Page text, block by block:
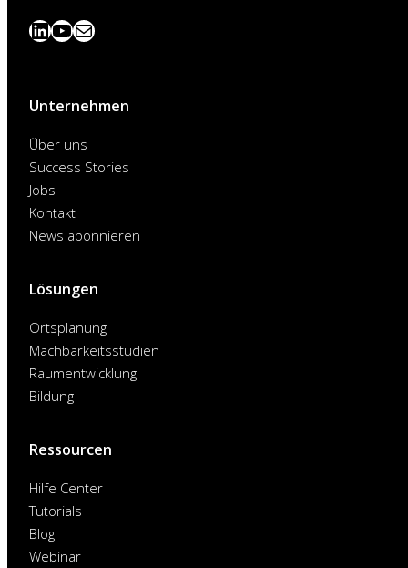
LinkedIn
YouTube
News
Unternehmen
Über uns
Success Stories
Jobs
Kontakt
News abonnieren
Lösungen
Ortsplanung
Machbarkeitsstudien
Raumentwicklung
Bildung
Ressourcen
Hilfe Center
Tutorials
Blog
Webinar